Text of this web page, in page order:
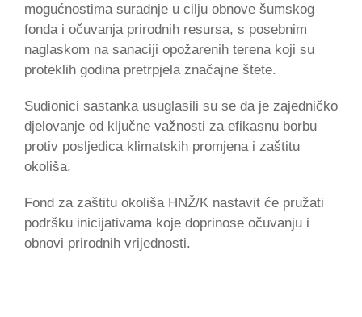
mogućnostima suradnje u cilju obnove šumskog
fonda i očuvanja prirodnih resursa, s posebnim
naglaskom na sanaciji opožarenih terena koji su
proteklih godina pretrpjela značajne štete.
Sudionici sastanka usuglasili su se da je zajedničko
djelovanje od ključne važnosti za efikasnu borbu
protiv posljedica klimatskih promjena i zaštitu
okoliša.
Fond za zaštitu okoliša HNŽ/K nastavit će pružati
podršku inicijativama koje doprinose očuvanju i
obnovi prirodnih vrijednosti.